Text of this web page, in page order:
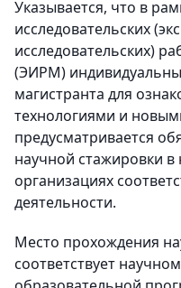
Указывается, что в
исследовательских
исследовательских)
(ЭИРМ)
магистранта для
технологиями и
предусматривается
научной стажировки в
организациях
деятельности.
Место прохождения
соответствует